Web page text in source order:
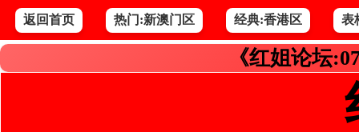
返回首页 热门:新澳门区 经典:香港区 表
《红姐论坛